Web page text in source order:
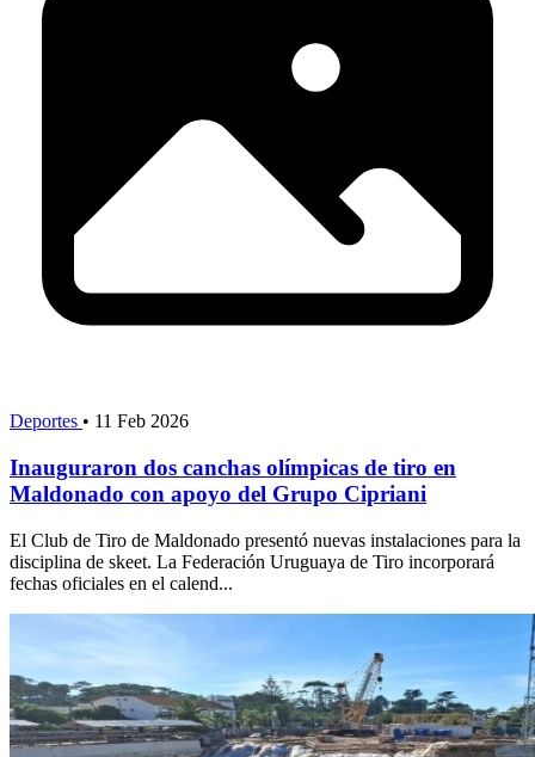
Deportes • 11 Feb 2026
Inauguraron dos canchas olímpicas de tiro en
Maldonado con apoyo del Grupo Cipriani
El Club de Tiro de Maldonado presentó nuevas instalaciones para la
disciplina de skeet. La Federación Uruguaya de Tiro incorporará
fechas oficiales en el calend...